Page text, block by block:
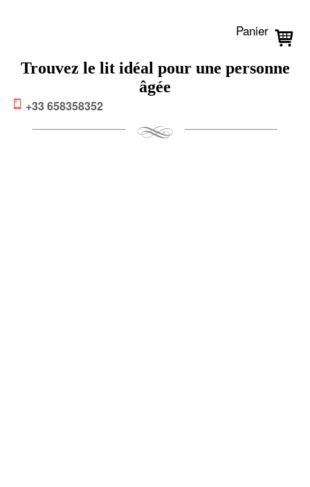
+33 658358352
Panier
Trouvez le lit idéal pour une personne
âgée